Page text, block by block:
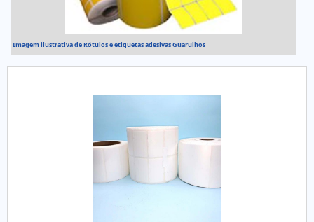
Imagem ilustrativa de Rótulos e etiquetas adesivas Guarulhos